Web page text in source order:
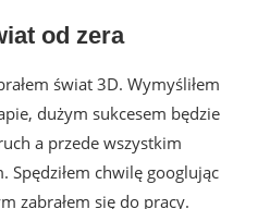
od zera
świat 3D. Wymyśliłem
dużym sukcesem będzie
a przede wszystkim
chwilę googlując
zabrałem się do pracy.